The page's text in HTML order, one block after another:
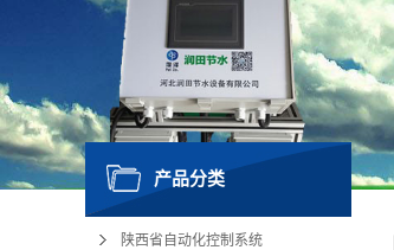
产品分类
陕西省自动化控制系统